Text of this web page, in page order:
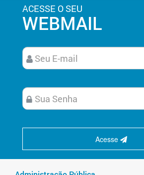
ACESSE O SEU
WEBMAIL
Acesse